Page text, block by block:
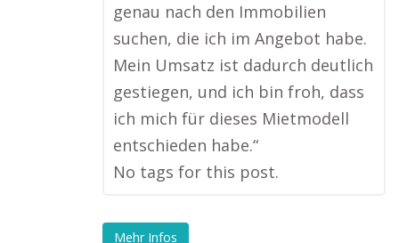
genau nach den Immobilien
suchen, die ich im Angebot habe.
Mein Umsatz ist dadurch deutlich
gestiegen, und ich bin froh, dass
ich mich für dieses Mietmodell
entschieden habe.“
No tags for this post.
Mehr Infos